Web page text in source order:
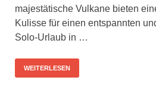
majestätische Vulkane bieten
Kulisse für einen entspannten
Solo-Urlaub in …
WEITERLESEN